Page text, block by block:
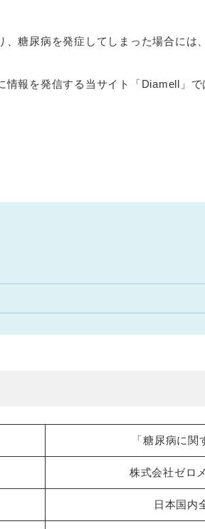
糖尿病を発症してしまった場合には
報を発信する当サイト「Diamell」
「糖尿病に
株式会社ゼロ
日本国内